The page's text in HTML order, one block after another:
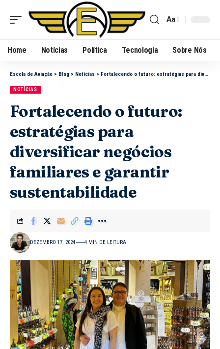
Aa
Home Notícias Política Tecnologia Sobre Nós
Escola de Aviação > Blog > Notícias > Fortalecendo o futuro: estratégias para diversificar negócios familiares e garantir sustentabilidade
NOTÍCIAS
Fortalecendo o futuro:
estratégias para
diversificar negócios
familiares e garantir
sustentabilidade
DEZEMBRO 17, 2024 4 MIN DE LEITURA